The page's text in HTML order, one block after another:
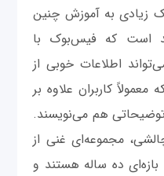
زیادی به آموزش چنین
است که فیس‌بوک با
اطلاعات خوبی از
معمولاً کاربران علاوه بر
هم می‌نویسند.
مجموعه‌ای غنی از
ده ساله هستند و